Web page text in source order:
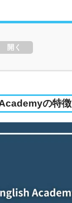
開く
の特徴